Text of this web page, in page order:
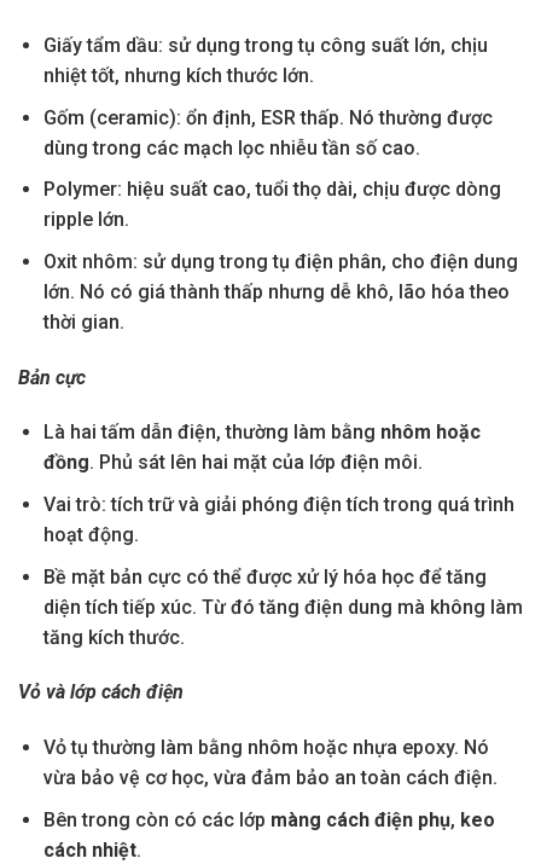
Giấy tẩm dầu: sử dụng trong tụ công suất lớn, chịu
nhiệt tốt, nhưng kích thước lớn.
Gốm (ceramic): ổn định, ESR thấp. Nó thường được
dùng trong các mạch lọc nhiễu tần số cao.
Polymer: hiệu suất cao, tuổi thọ dài, chịu được dòng
ripple lớn.
Oxit nhôm: sử dụng trong tụ điện phân, cho điện dung
lớn. Nó có giá thành thấp nhưng dễ khô, lão hóa theo
thời gian.
Bản cực
Là hai tấm dẫn điện, thường làm bằng nhôm hoặc
đồng. Phủ sát lên hai mặt của lớp điện môi.
Vai trò: tích trữ và giải phóng điện tích trong quá trình
hoạt động.
Bề mặt bản cực có thể được xử lý hóa học để tăng
diện tích tiếp xúc. Từ đó tăng điện dung mà không làm
tăng kích thước.
Vỏ và lớp cách điện
Vỏ tụ thường làm bằng nhôm hoặc nhựa epoxy. Nó
vừa bảo vệ cơ học, vừa đảm bảo an toàn cách điện.
Bên trong còn có các lớp màng cách điện phụ, keo
cách nhiệt.